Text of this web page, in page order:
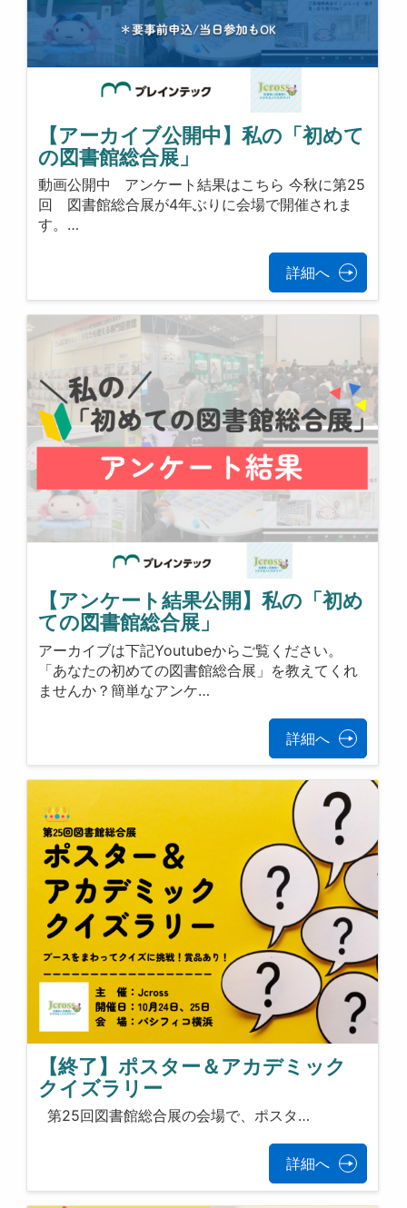
【アーカイブ公開中】私の「初めて
の図書館総合展」
動画公開中 アンケート結果はこちら 今秋に第25
回 図書館総合展が4年ぶりに会場で開催されま
す。…
詳細へ
【アンケート結果公開】私の「初め
ての図書館総合展」
アーカイブは下記Youtubeからご覧ください。
「あなたの初めての図書館総合展」を教えてくれ
ませんか？簡単なアンケ…
詳細へ
【終了】ポスター＆アカデミック
クイズラリー
第25回図書館総合展の会場で、ポスタ…
詳細へ